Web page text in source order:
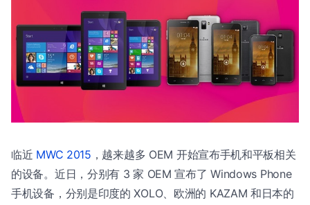
临近 MWC 2015 ，越来越多 OEM 开始宣布手机和平板相关
的设备。近日，分别有 3 家 OEM 宣布了 Windows Phone
手机设备，分别是印度的 XOLO、欧洲的 KAZAM 和日本的